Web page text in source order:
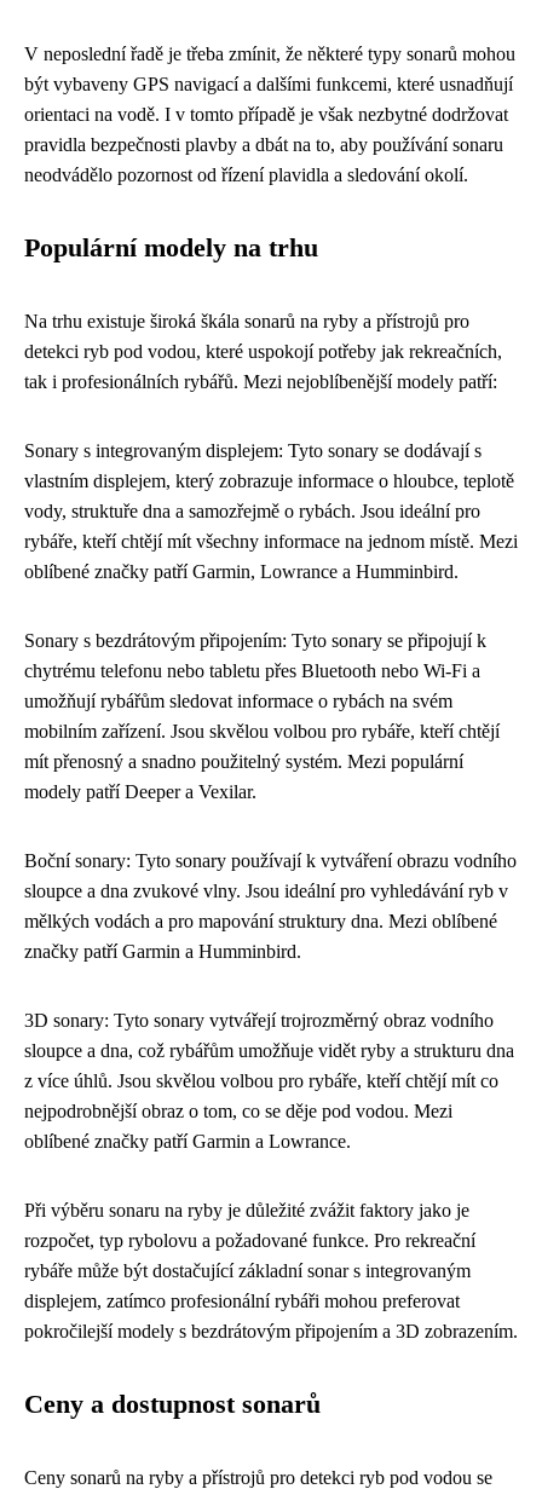
V neposlední řadě je třeba zmínit, že některé typy sonarů mohou
být vybaveny GPS navigací a dalšími funkcemi, které usnadňují
orientaci na vodě. I v tomto případě je však nezbytné dodržovat
pravidla bezpečnosti plavby a dbát na to, aby používání sonaru
neodvádělo pozornost od řízení plavidla a sledování okolí.
Populární modely na trhu
Na trhu existuje široká škála sonarů na ryby a přístrojů pro
detekci ryb pod vodou, které uspokojí potřeby jak rekreačních,
tak i profesionálních rybářů. Mezi nejoblíbenější modely patří:
Sonary s integrovaným displejem: Tyto sonary se dodávají s
vlastním displejem, který zobrazuje informace o hloubce, teplotě
vody, struktuře dna a samozřejmě o rybách. Jsou ideální pro
rybáře, kteří chtějí mít všechny informace na jednom místě. Mezi
oblíbené značky patří Garmin, Lowrance a Humminbird.
Sonary s bezdrátovým připojením: Tyto sonary se připojují k
chytrému telefonu nebo tabletu přes Bluetooth nebo Wi-Fi a
umožňují rybářům sledovat informace o rybách na svém
mobilním zařízení. Jsou skvělou volbou pro rybáře, kteří chtějí
mít přenosný a snadno použitelný systém. Mezi populární
modely patří Deeper a Vexilar.
Boční sonary: Tyto sonary používají k vytváření obrazu vodního
sloupce a dna zvukové vlny. Jsou ideální pro vyhledávání ryb v
mělkých vodách a pro mapování struktury dna. Mezi oblíbené
značky patří Garmin a Humminbird.
3D sonary: Tyto sonary vytvářejí trojrozměrný obraz vodního
sloupce a dna, což rybářům umožňuje vidět ryby a strukturu dna
z více úhlů. Jsou skvělou volbou pro rybáře, kteří chtějí mít co
nejpodrobnější obraz o tom, co se děje pod vodou. Mezi
oblíbené značky patří Garmin a Lowrance.
Při výběru sonaru na ryby je důležité zvážit faktory jako je
rozpočet, typ rybolovu a požadované funkce. Pro rekreační
rybáře může být dostačující základní sonar s integrovaným
displejem, zatímco profesionální rybáři mohou preferovat
pokročilejší modely s bezdrátovým připojením a 3D zobrazením.
Ceny a dostupnost sonarů
Ceny sonarů na ryby a přístrojů pro detekci ryb pod vodou se